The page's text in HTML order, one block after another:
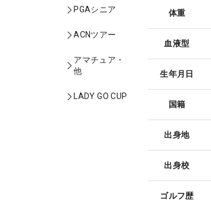
PGAシニア
ACNツアー
アマチュア・
他
LADY GO CUP
体重
血液型
生年月日
国籍
出身地
出身校
ゴルフ歴